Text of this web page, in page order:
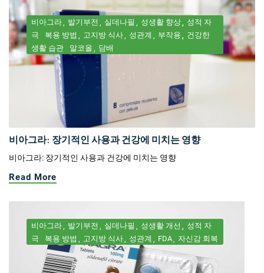
비아그라 발기부전 실데나필 성생활 향상
성적 자
극
복용 방법 고지방 식사 성관계 부작용
건강한
생활 습관
알코올 담배
비아그라: 장기적인 사용과 건강에 미치는 영향
비아그라: 장기적인 사용과 건강에 미치는 영향
Read More
비아그라 발기부전 실데나필 성생활 개선
성적 자
극
복용 방법 고지방 식사 성관계 FDA 자신감 회복